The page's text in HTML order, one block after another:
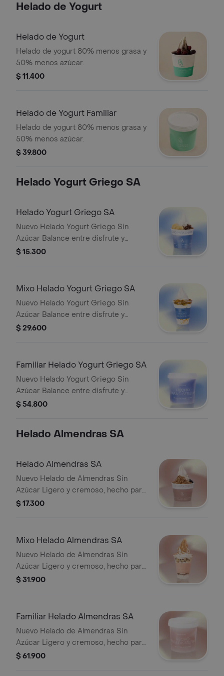
Helado de Yogurt
Helado de Yogurt
Helado de yogurt 80% menos grasa y
50% menos azúcar.
$ 11.400
Helado de Yogurt Familiar
Helado de yogurt 80% menos grasa y
50% menos azúcar.
$ 39.800
Helado Yogurt Griego SA
Helado Yogurt Griego SA
Nuevo Helado Yogurt Griego Sin
Azúcar Balance entre disfrute y
nutrición, con 7g de proteína por
real • Sin azúcar añadida Un helado
para sentirse bien.
$ 15.300
Mixo Helado Yogurt Griego SA
Nuevo Helado Yogurt Griego Sin
Azúcar Balance entre disfrute y
nutrición, con 7g de proteína por
real • Sin azúcar añadida Un helado
$ 29.600
Familiar Helado Yogurt Griego SA
Nuevo Helado Yogurt Griego Sin
Azúcar Balance entre disfrute y
nutrición, con 7g de proteína por
real • Sin azúcar añadida Un helado
$ 54.800
Helado Almendras SA
Helado Almendras SA
Nuevo Helado de Almendras Sin
Azúcar Ligero y cremoso, hecho para
sentirse bien. • Sin lácteos añadidos •
suave y fácil de digerir.
$ 17.300
Mixo Helado Almendras SA
Nuevo Helado de Almendras Sin
Azúcar Ligero y cremoso, hecho para
sentirse bien. • Sin lácteos añadidos •
suave y fácil de digerir.
$ 31.900
Familiar Helado Almendras SA
Nuevo Helado de Almendras Sin
Azúcar Ligero y cremoso, hecho para
sentirse bien. • Sin lácteos añadidos •
$ 61.900